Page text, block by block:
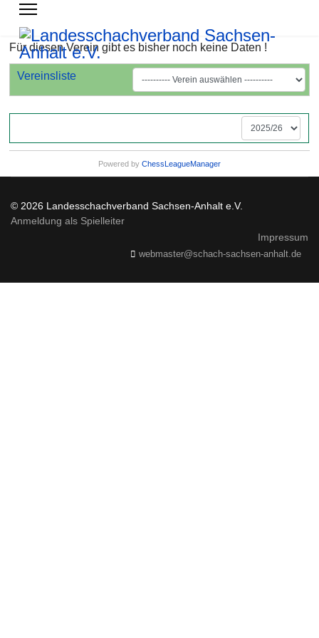
Für diesen Verein gibt es bisher noch keine Daten !
Vereinsliste
Powered by ChessLeagueManager
© 2026 Landesschachverband Sachsen-Anhalt e.V.
Anmeldung als Spielleiter
Impressum
webmaster@schach-sachsen-anhalt.de